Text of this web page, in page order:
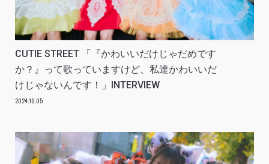
CUTIE STREET 「『かわいいだけじゃだめです
か？』って歌っていますけど、私達かわいいだ
けじゃないんです！」INTERVIEW
2024.10.05